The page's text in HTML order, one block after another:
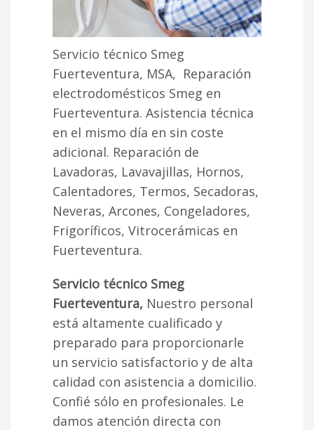
Servicio técnico Smeg
Fuerteventura, MSA, Reparación
electrodomésticos Smeg en
Fuerteventura. Asistencia técnica
en el mismo día en sin coste
adicional. Reparación de
Lavadoras, Lavavajillas, Hornos,
Calentadores, Termos, Secadoras,
Neveras, Arcones, Congeladores,
Frigoríficos, Vitrocerámicas en
Fuerteventura.
Servicio técnico Smeg
Fuerteventura, Nuestro personal
está altamente cualificado y
preparado para proporcionarle
un servicio satisfactorio y de alta
calidad con asistencia a domicilio.
Confié sólo en profesionales. Le
damos atención directa con